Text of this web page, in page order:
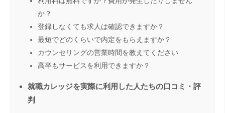
か？
登録しなくても求人は確認できますか？
最短でどのくらいで内定をもらえますか？
カウンセリングの営業時間を教えてください
高卒もサービスを利用できますか？
就職カレッジを実際に利用した人たちの口コミ・評
判